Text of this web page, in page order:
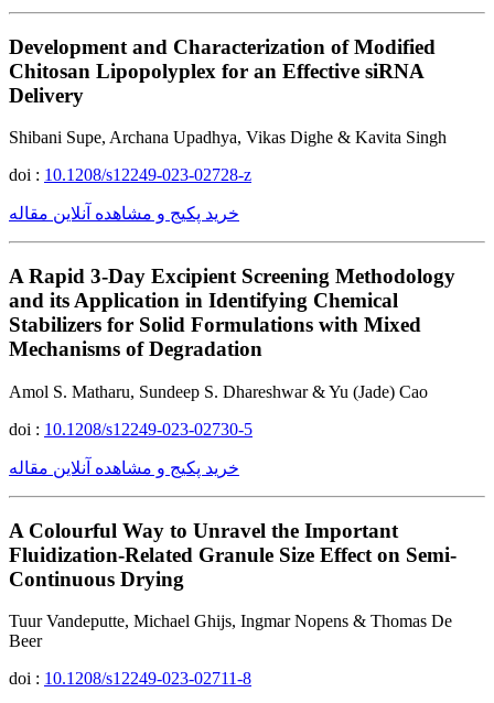
Development and Characterization of Modified
Chitosan Lipopolyplex for an Effective siRNA
Delivery
Shibani Supe, Archana Upadhya, Vikas Dighe & Kavita Singh
doi : 10.1208/s12249-023-02728-z
خرید پکیج و مشاهده آنلاین مقاله
A Rapid 3-Day Excipient Screening Methodology
and its Application in Identifying Chemical
Stabilizers for Solid Formulations with Mixed
Mechanisms of Degradation
Amol S. Matharu, Sundeep S. Dhareshwar & Yu (Jade) Cao
doi : 10.1208/s12249-023-02730-5
خرید پکیج و مشاهده آنلاین مقاله
A Colourful Way to Unravel the Important
Fluidization-Related Granule Size Effect on Semi-
Continuous Drying
Tuur Vandeputte, Michael Ghijs, Ingmar Nopens & Thomas De
Beer
doi : 10.1208/s12249-023-02711-8